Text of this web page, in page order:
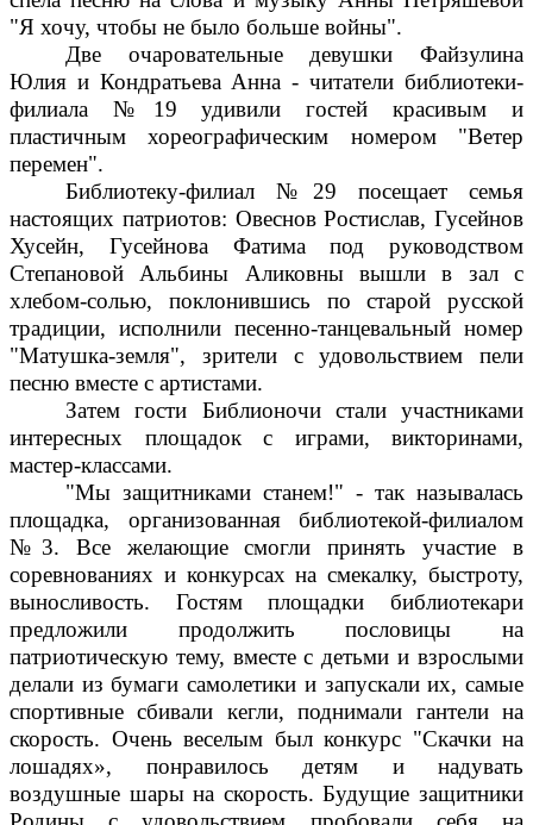
"Я хочу, чтобы не было больше войны".
Две очаровательные девушки Файзулина
Юлия и Кондратьева Анна - читатели библиотеки-
филиала №19 удивили гостей красивым и
пластичным хореографическим номером "Ветер
перемен".
Библиотеку-филиал №29 посещает семья
настоящих патриотов: Овеснов Ростислав, Гусейнов
Хусейн, Гусейнова Фатима под руководством
Степановой Альбины Аликовны вышли в зал с
хлебом-солью, поклонившись по старой русской
традиции, исполнили песенно-танцевальный номер
"Матушка-земля", зрители с удовольствием пели
песню вместе с артистами.
Затем гости Библионочи стали участниками
интересных площадок с играми, викторинами,
мастер-классами.
"Мы защитниками станем!" - так называлась
площадка, организованная библиотекой-филиалом
№3. Все желающие смогли принять участие в
соревнованиях и конкурсах на смекалку, быстроту,
выносливость. Гостям площадки библиотекари
предложили продолжить пословицы на
патриотическую тему, вместе с детьми и взрослыми
делали из бумаги самолетики и запускали их, самые
спортивные сбивали кегли, поднимали гантели на
скорость. Очень веселым был конкурс "Скачки на
лошадях», понравилось детям и надувать
воздушные шары на скорость. Будущие защитники